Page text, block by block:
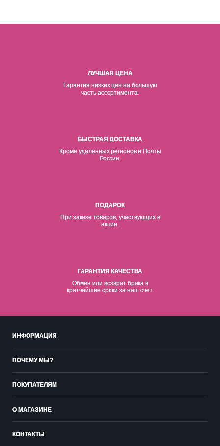
ЛУЧШАЯ ЦЕНА
Гарантия низких цен на большую
часть ассортимента.
БЫСТРАЯ ДОСТАВКА
Кроме удаленных регионов и Почты
России.
ПОДАРОК
При заказе товаров, участвующих в
акции.
ГАРАНТИЯ КАЧЕСТВА
Обмен или возврат брака в
кратчайшие сроки за наш счет.
ИНФОРМАЦИЯ
ПОЧЕМУ МЫ?
ПОКУПАТЕЛЯМ
О МАГАЗИНЕ
КОНТАКТЫ